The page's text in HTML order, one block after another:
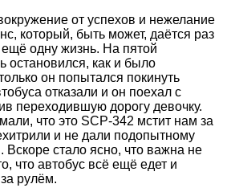
от успехов и нежелание
который, быть может, даётся раз
одну жизнь. На пятой
остановился, как и было
он попытался покинуть
отказали и он поехал с
переходившую дорогу девочку.
что это SCP-342 мстит нам за
и не дали подопытному
Вскоре стало ясно, что важна не
что автобус всё ещё едет и
рулём.